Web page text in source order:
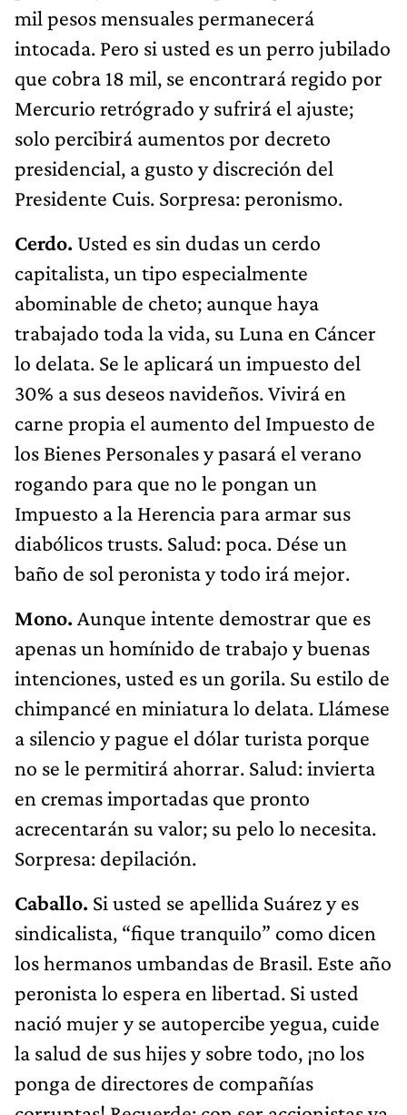
mil pesos mensuales permanecerá
intocada. Pero si usted es un perro jubilado
que cobra 18 mil, se encontrará regido por
Mercurio retrógrado y sufrirá el ajuste;
solo percibirá aumentos por decreto
presidencial, a gusto y discreción del
Presidente Cuis. Sorpresa: peronismo.
Cerdo. Usted es sin dudas un cerdo
capitalista, un tipo especialmente
abominable de cheto; aunque haya
trabajado toda la vida, su Luna en Cáncer
lo delata. Se le aplicará un impuesto del
30% a sus deseos navideños. Vivirá en
carne propia el aumento del Impuesto de
los Bienes Personales y pasará el verano
rogando para que no le pongan un
Impuesto a la Herencia para armar sus
diabólicos trusts. Salud: poca. Dése un
baño de sol peronista y todo irá mejor.
Mono. Aunque intente demostrar que es
apenas un homínido de trabajo y buenas
intenciones, usted es un gorila. Su estilo de
chimpancé en miniatura lo delata. Llámese
a silencio y pague el dólar turista porque
no se le permitirá ahorrar. Salud: invierta
en cremas importadas que pronto
acrecentarán su valor; su pelo lo necesita.
Sorpresa: depilación.
Caballo. Si usted se apellida Suárez y es
sindicalista, “fique tranquilo” como dicen
los hermanos umbandas de Brasil. Este año
peronista lo espera en libertad. Si usted
nació mujer y se autopercibe yegua, cuide
la salud de sus hijes y sobre todo, ¡no los
ponga de directores de compañías